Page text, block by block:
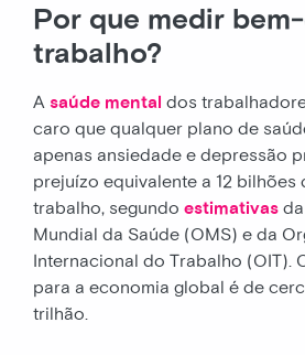
Por que medir bem
trabalho?
A saúde mental dos
caro que qualquer plano de
apenas ansiedade e depressão
prejuízo equivalente a 12 bilhões
trabalho, segundo estimativas
Mundial da Saúde (OMS) e da
Internacional do Trabalho (OIT).
para a economia global é de
trilhão.